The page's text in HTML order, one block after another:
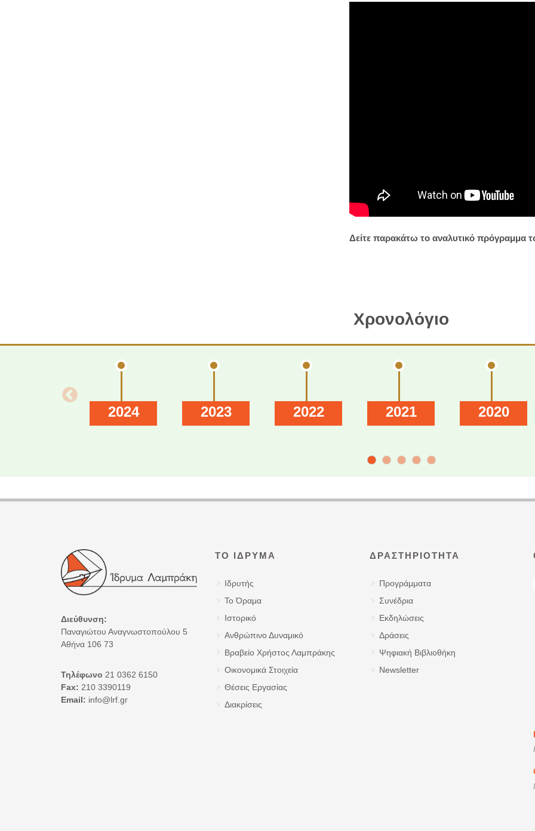
Δείτε παρακάτω το αναλυτικό πρόγραμμα
Χρονολόγιο
2024 2023 2022 2021 2020
Διεύθυνση:
Παναγιώτου Αναγνωστοπούλου 5
Αθήνα 106 73
Τηλέφωνο 21 0362 6150
Fax: 210 3390119
Email: info@lrf.gr
ΤΟ ΊΔΡΥΜΑ
Ιδρυτής
Το Όραμα
Ιστορικό
Ανθρώπινο Δυναμικό
Βραβείο Χρήστος Λαμπράκης
Οικονομικά Στοιχεία
Θέσεις Εργασίας
Διακρίσεις
ΔΡΑΣΤΗΡΙΌΤΗΤΑ
Προγράμματα
Συνέδρια
Εκδηλώσεις
Δράσεις
Ψηφιακή Βιβλιοθήκη
Newsletter